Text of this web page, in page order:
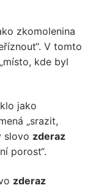
zkomolenina
V tomto
kde byl
jako
„srazit,
slovo zderaz
porost“.
zderaz